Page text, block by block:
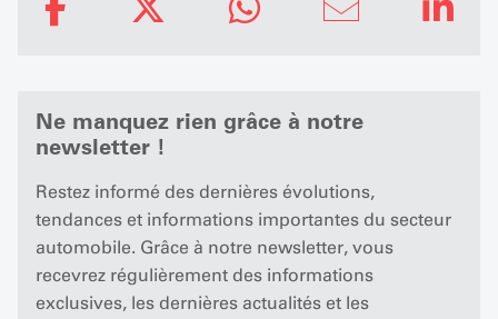
Ne manquez rien grâce à notre
newsletter !
Restez informé des dernières évolutions,
tendances et informations importantes du secteur
automobile. Grâce à notre newsletter, vous
recevrez régulièrement des informations
exclusives, les dernières actualités et les